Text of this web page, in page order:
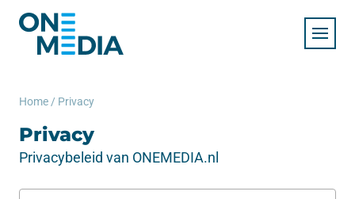
Home / Privacy
Privacy
Privacybeleid van ONEMEDIA.nl